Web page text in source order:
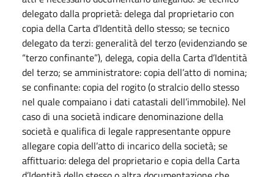
delegato dalla proprietà: delega dal proprietario con
copia della Carta d’Identità dello stesso; se tecnico
delegato da terzi: generalità del terzo (evidenziando se
“terzo confinante”), delega, copia della Carta d’Identità
del terzo; se amministratore: copia dell’atto di nomina;
se confinante: copia del rogito (o stralcio dello stesso
nel quale compaiano i dati catastali dell’immobile). Nel
caso di una società indicare denominazione della
società e qualifica di legale rappresentante oppure
allegare copia dell’atto di incarico della società; se
affittuario: delega del proprietario e copia della Carta